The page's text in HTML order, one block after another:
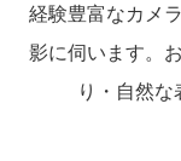
経験豊富なカメ
影に伺います。
り・自然な